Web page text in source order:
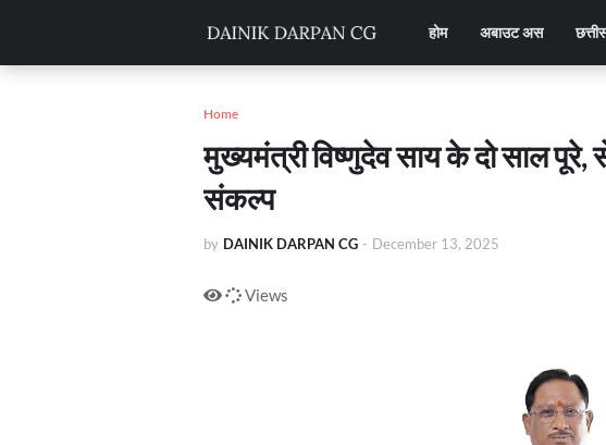
होम अबाउट अस
Home
मुख्यमंत्री विष्णुदेव साय के दो साल पूरे,
संकल्प
by DAINIK DARPAN CG - December 13, 2025
Views